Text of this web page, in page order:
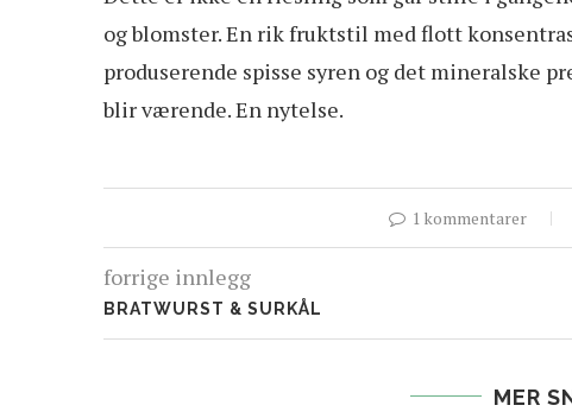
og blomster. En rik fruktstil med flott
produserende spisse syren og det mineralske
blir værende. En nytelse.
1 kommentarer
forrige innlegg
BRATWURST & SURKÅL
MER